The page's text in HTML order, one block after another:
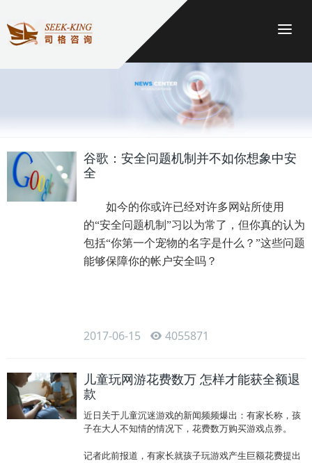
谷歌：安全问题机制并不如你想象中安
全
如今的你或许已经对许多网站所使用
的“安全问题机制”习以为常了，但你真的认为
包括“你第一个宠物的名字是什么？”这些问题
能够保障你的帐户安全吗？
2017-06-15 4055871
儿童玩网游花费数万 怎样才能获全额退
款
近日关于儿童沉迷游戏的新闻频频爆出：有家长称，孩
子在大人不知情的情况下，花费数万购买游戏点券。
记者此前报道，有家长就孩子玩游戏产生巨额花费提出